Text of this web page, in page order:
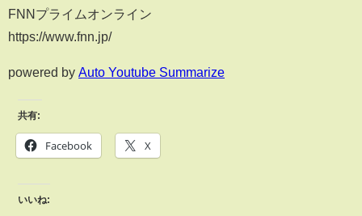
FNNプライムオンライン
https://www.fnn.jp/
powered by Auto Youtube Summarize
共有:
Facebook X
いいね: